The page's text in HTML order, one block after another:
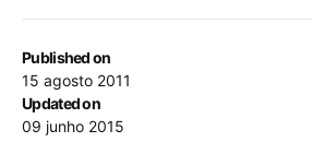
Published on
15 agosto 2011
Updated on
09 junho 2015